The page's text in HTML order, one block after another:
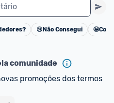
Cancelar
😢 Não Consegui 🤩
comunidade
promoções dos termos